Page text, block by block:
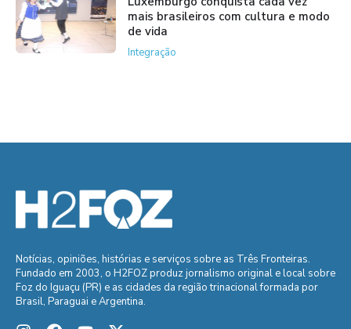
mais brasileiros com cultura e modo
de vida
Integração
Notícias, opiniões, histórias e serviços sobre as Três Fronteiras.
Fundado em 2003, o H2FOZ produz jornalismo original e local sobre
Foz do Iguaçu (PR) e as cidades da região trinacional formada por
Brasil, Paraguai e Argentina.